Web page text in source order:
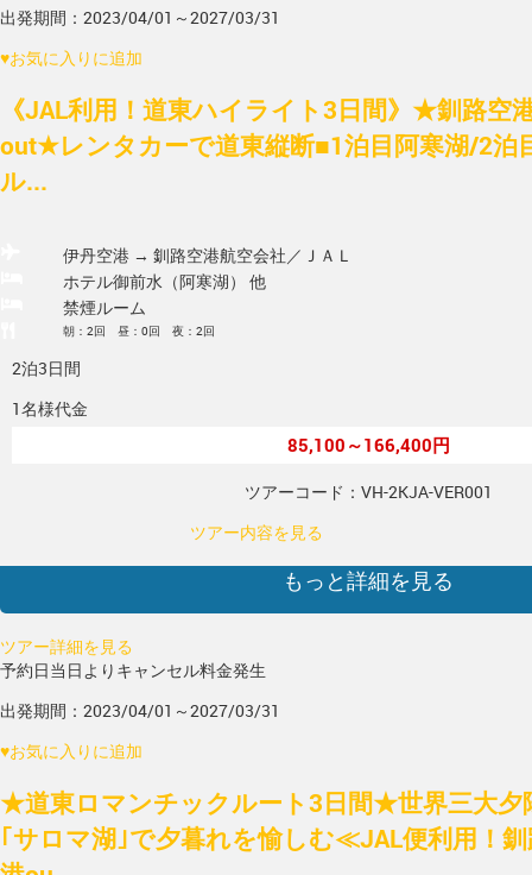
出発期間：2023/04/01～2027/03/31
♥お気に入りに追加
《JAL利用！道東ハイライト3日間》★釧路空
out★レンタカーで道東縦断■1泊目阿寒湖/2泊
ル...
伊丹空港 → 釧路空港航空会社／ＪＡＬ
ホテル御前水（阿寒湖） 他
禁煙ルーム
朝：2回 昼：0回 夜：2回
2泊3日間
1名様代金
85,100～166,400円
ツアーコード：VH-2KJA-VER001
ツアー内容を見る
もっと詳細を見る
ツアー詳細を見る
予約日当日よりキャンセル料金発生
出発期間：2023/04/01～2027/03/31
♥お気に入りに追加
★道東ロマンチックルート3日間★世界三大夕
｢サロマ湖｣で夕暮れを愉しむ≪JAL便利用！